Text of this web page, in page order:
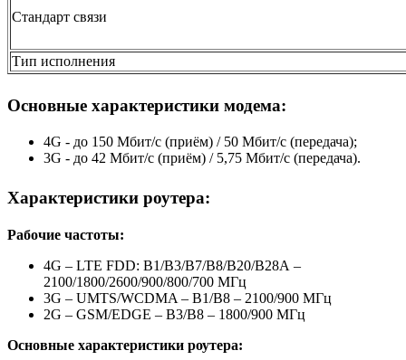
Стандарт связи
Тип исполнения
Основные характеристики модема:
4G - до 150 Мбит/с (приём) / 50 Мбит/с (передача);
3G - до 42 Мбит/с (приём) / 5,75 Мбит/с (передача).
Характеристики роутера:
Рабочие частоты:
4G – LTE FDD: В1/В3/В7/В8/В20/В28А –
2100/1800/2600/900/800/700 МГц
3G – UMTS/WCDMA – B1/B8 – 2100/900 МГц
2G – GSM/EDGE – B3/B8 – 1800/900 МГц
Основные характеристики роутера: